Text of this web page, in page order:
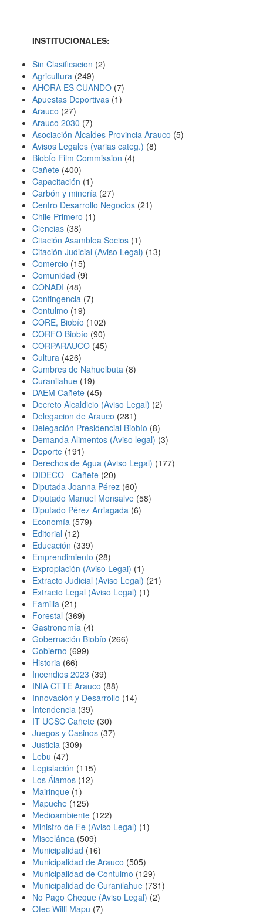
INSTITUCIONALES:
Sin Clasificacion (2)
Agricultura (249)
AHORA ES CUANDO (7)
Apuestas Deportivas (1)
Arauco (27)
Arauco 2030 (7)
Asociación Alcaldes Provincia Arauco (5)
Avisos Legales (varias categ.) (8)
BiobÍ­o Film Commission (4)
Cañete (400)
Capacitación (1)
Carbón y minería (27)
Centro Desarrollo Negocios (21)
Chile Primero (1)
Ciencias (38)
Citación Asamblea Socios (1)
Citación Judicial (Aviso Legal) (13)
Comercio (15)
Comunidad (9)
CONADI (48)
Contingencia (7)
Contulmo (19)
CORE, Biobío (102)
CORFO Biobío (90)
CORPARAUCO (45)
Cultura (426)
Cumbres de Nahuelbuta (8)
Curanilahue (19)
DAEM Cañete (45)
Decreto Alcaldicio (Aviso Legal) (2)
Delegacion de Arauco (281)
Delegación Presidencial Biobío (8)
Demanda Alimentos (Aviso legal) (3)
Deporte (191)
Derechos de Agua (Aviso Legal) (177)
DIDECO - Cañete (20)
Diputada Joanna Pérez (60)
Diputado Manuel Monsalve (58)
Diputado Pérez Arriagada (6)
Economía (579)
Editorial (12)
Educación (339)
Emprendimiento (28)
Expropiación (Aviso Legal) (1)
Extracto Judicial (Aviso Legal) (21)
Extracto Legal (Aviso Legal) (1)
Familia (21)
Forestal (369)
Gastronomía (4)
Gobernación Biobío (266)
Gobierno (699)
Historia (66)
Incendios 2023 (39)
INIA CTTE Arauco (88)
Innovación y Desarrollo (14)
Intendencia (39)
IT UCSC Cañete (30)
Juegos y Casinos (37)
Justicia (309)
Lebu (47)
Legislación (115)
Los Álamos (12)
Mairinque (1)
Mapuche (125)
Medioambiente (122)
Ministro de Fe (Aviso Legal) (1)
Miscelánea (509)
Municipalidad (16)
Municipalidad de Arauco (505)
Municipalidad de Contulmo (129)
Municipalidad de Curanilahue (731)
No Pago Cheque (Aviso Legal) (2)
Otec Willi Mapu (7)